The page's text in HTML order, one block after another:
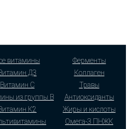
витамины
Д3
Витамин С
из группы В
К2
Ферменты
Коллаген
Травы
Антиоксиданты
Жиры и кислоты
Омега-3 ПНЖК